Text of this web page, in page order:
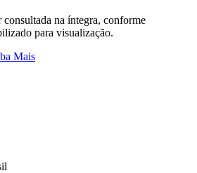
na íntegra, conforme
para visualização.
Mais